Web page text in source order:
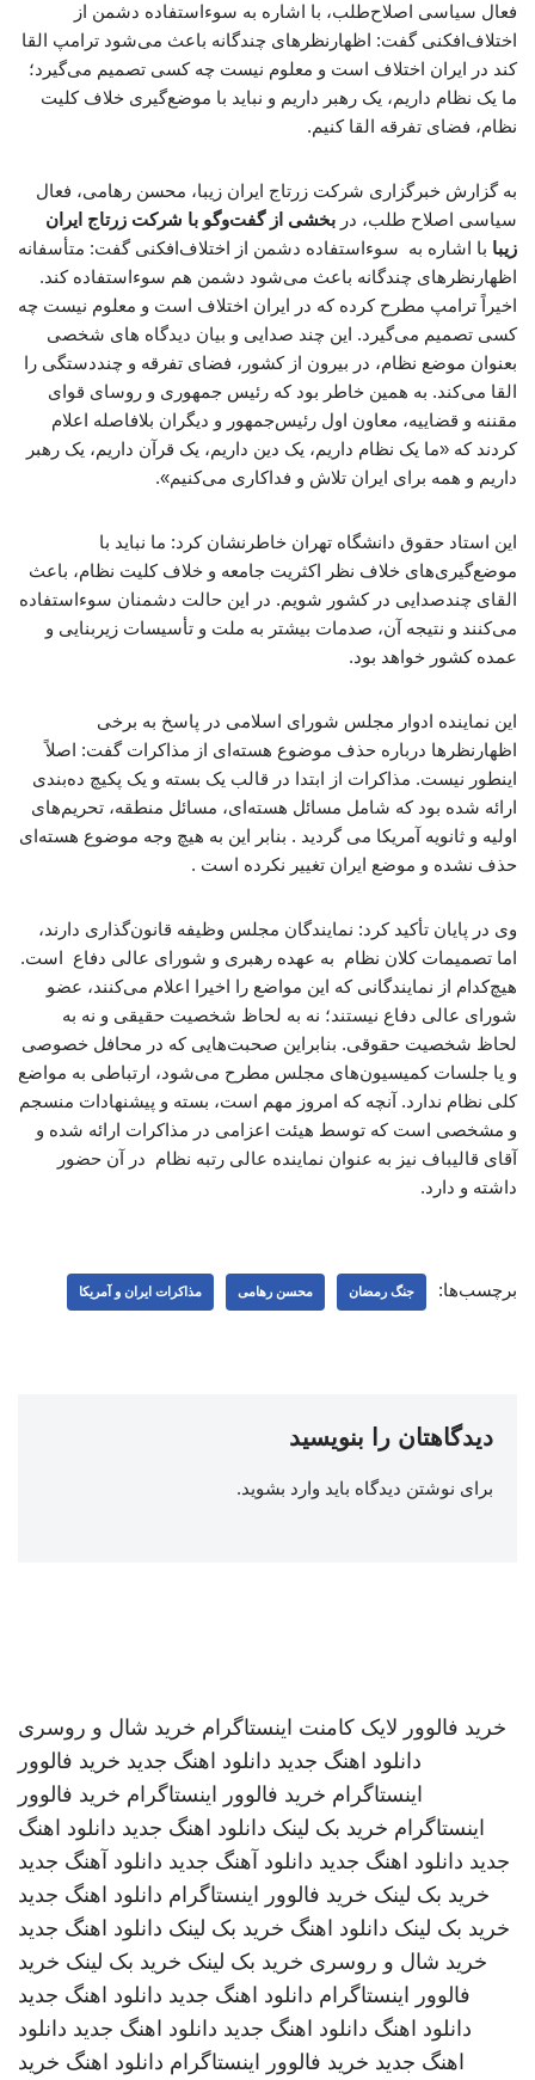
فعال سیاسی اصلاح‌طلب، با اشاره به سوءاستفاده دشمن از
اختلاف‌افکنی گفت: اظهارنظرهای چندگانه باعث می‌شود ترامپ القا
کند در ایران اختلاف است و معلوم نیست چه کسی تصمیم می‌گیرد؛
ما یک نظام داریم، یک رهبر داریم و نباید با موضع‌گیری خلاف کلیت
نظام، فضای تفرقه القا کنیم.
به گزارش خبرگزاری شرکت زرتاج ایران زیبا، محسن رهامی، فعال
سیاسی اصلاح طلب، در بخشی از گفت‌وگو با شرکت زرتاج ایران
زیبا با اشاره به سوءاستفاده دشمن از اختلاف‌افکنی گفت: متأسفانه
اظهارنظرهای چندگانه باعث می‌شود دشمن هم سوءاستفاده کند.
اخیراً ترامپ مطرح کرده که در ایران اختلاف است و معلوم نیست چه
کسی تصمیم می‌گیرد. این چند صدایی و بیان دیدگاه های شخصی
بعنوان موضع نظام، در بیرون از کشور، فضای تفرقه و چنددستگی را
القا می‌کند. به همین خاطر بود که رئیس جمهوری و روسای قوای
مقننه و قضاییه، معاون اول رئیس‌جمهور و دیگران بلافاصله اعلام
کردند که «ما یک نظام داریم، یک دین داریم، یک قرآن داریم، یک رهبر
داریم و همه برای ایران تلاش و فداکاری می‌کنیم».
این استاد حقوق دانشگاه تهران خاطرنشان کرد: ما نباید با
موضع‌گیری‌های خلاف نظر اکثریت جامعه و خلاف کلیت نظام، باعث
القای چندصدایی در کشور شویم. در این حالت دشمنان سوءاستفاده
می‌کنند و نتیجه آن، صدمات بیشتر به ملت و تأسیسات زیربنایی و
عمده کشور خواهد بود.
این نماینده ادوار مجلس شورای اسلامی در پاسخ به برخی
اظهارنظرها درباره حذف موضوع هسته‌ای از مذاکرات گفت: اصلاً
اینطور نیست. مذاکرات از ابتدا در قالب یک بسته و یک پکیچ ده‌بندی
ارائه شده بود که شامل مسائل هسته‌ای، مسائل منطقه، تحریم‌های
اولیه و ثانویه آمریکا می‌ گردید . بنابر این به هیچ وجه موضوع هسته‌ای
حذف نشده و موضع ایران تغییر نکرده است .
وی در پایان تأکید کرد: نمایندگان مجلس وظیفه قانون‌گذاری دارند،
اما تصمیمات کلان نظام به عهده رهبری و شورای عالی دفاع است.
هیچ‌کدام از نمایندگانی که این مواضع را اخیرا اعلام می‌کنند، عضو
شورای عالی دفاع نیستند؛ نه به لحاظ شخصیت حقیقی و نه به
لحاظ شخصیت حقوقی. بنابراین صحبت‌هایی که در محافل خصوصی
و یا جلسات کمیسیون‌های مجلس مطرح می‌شود، ارتباطی به مواضع
کلی نظام ندارد. آنچه که امروز مهم است، بسته و پیشنهادات منسجم
و مشخصی است که توسط هیئت اعزامی در مذاکرات ارائه شده و
آقای قالیباف نیز به عنوان نماینده عالی رتبه نظام در آن حضور
داشته و دارد.
برچسب‌ها: جنگ رمضان محسن رهامی مذاکرات ایران و آمریکا
دیدگاهتان را بنویسید
برای نوشتن دیدگاه باید وارد بشوید.
خرید فالوور لایک کامنت اینستاگرام خرید شال و روسری
دانلود اهنگ جدید دانلود اهنگ جدید خرید فالوور
اینستاگرام خرید فالوور اینستاگرام خرید فالوور
اینستاگرام خرید بک لینک دانلود اهنگ جدید دانلود اهنگ
جدید دانلود اهنگ جدید دانلود آهنگ جدید دانلود آهنگ جدید
خرید بک لینک خرید فالوور اینستاگرام دانلود اهنگ جدید
خرید بک لینک دانلود اهنگ خرید بک لینک دانلود اهنگ جدید
خرید شال و روسری خرید بک لینک خرید بک لینک خرید
فالوور اینستاگرام دانلود اهنگ جدید دانلود اهنگ جدید
دانلود اهنگ دانلود اهنگ جدید دانلود اهنگ جدید دانلود
اهنگ جدید خرید فالوور اینستاگرام دانلود اهنگ خرید